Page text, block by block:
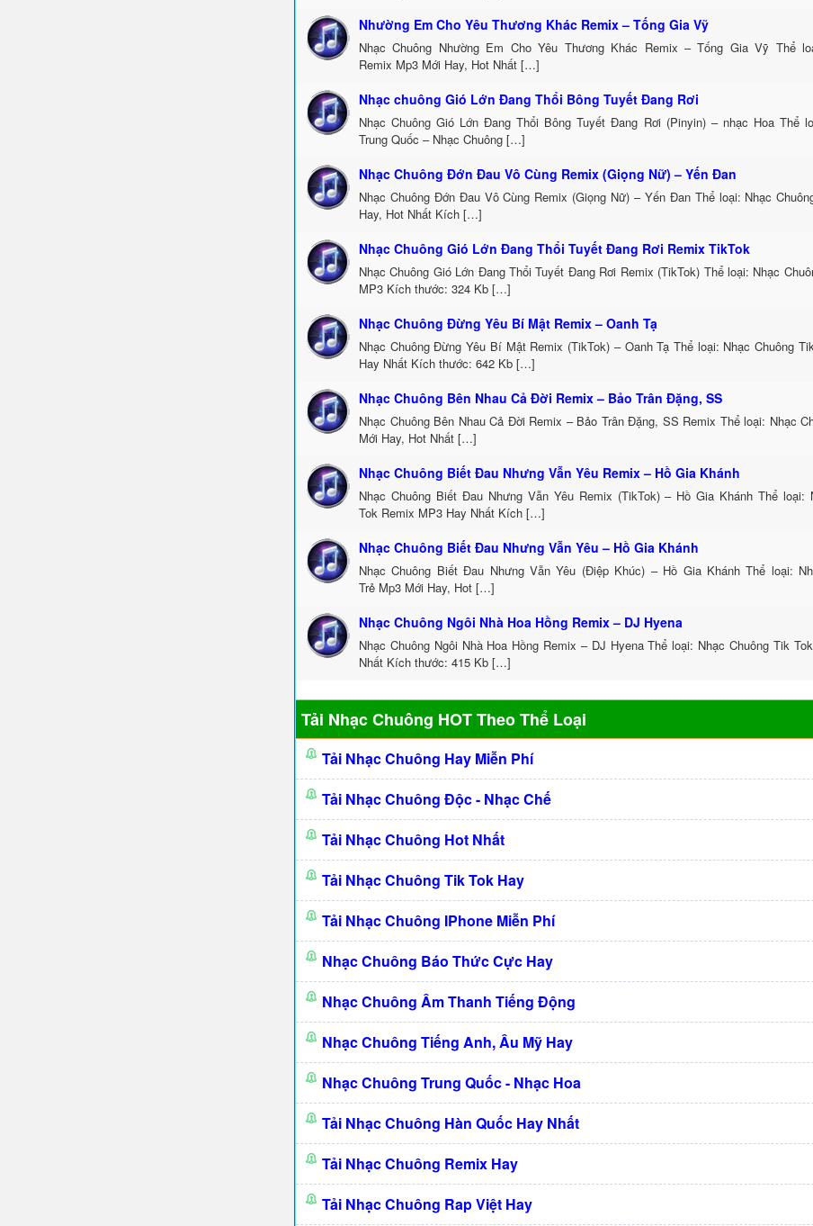
Nhường Em Cho Yêu Thương Khác Remix – Tống Gia Vỹ
Nhạc Chuông Nhường Em Cho Yêu Thương Khác Remix – Tống Gia Vỹ Thể
Remix Mp3 Mới Hay, Hot Nhất […]
Nhạc chuông Gió Lớn Đang Thổi Bông Tuyết Đang Rơi
Nhạc Chuông Gió Lớn Đang Thổi Bông Tuyết Đang Rơi (Pinyin) – nhạc Hoa Thể
Trung Quốc – Nhạc Chuông […]
Nhạc Chuông Đớn Đau Vô Cùng Remix (Giọng Nữ) – Yến Đan
Nhạc Chuông Đớn Đau Vô Cùng Remix (Giọng Nữ) – Yến Đan Thể loại: Nhạc
Hay, Hot Nhất Kích […]
Nhạc Chuông Gió Lớn Đang Thổi Tuyết Đang Rơi Remix TikTok
Nhạc Chuông Gió Lớn Đang Thổi Tuyết Đang Rơi Remix (TikTok) Thể loại: Nhạc
MP3 Kích thước: 324 Kb […]
Nhạc Chuông Đừng Yêu Bí Mật Remix – Oanh Tạ
Nhạc Chuông Đừng Yêu Bí Mật Remix (TikTok) – Oanh Tạ Thể loại: Nhạc Chuông
Hay Nhất Kích thước: 642 Kb […]
Nhạc Chuông Bên Nhau Cả Đời Remix – Bảo Trân Đặng, SS
Nhạc Chuông Bên Nhau Cả Đời Remix – Bảo Trân Đặng, SS Remix Thể loại: Nhạc
Mới Hay, Hot Nhất […]
Nhạc Chuông Biết Đau Nhưng Vẫn Yêu Remix – Hồ Gia Khánh
Nhạc Chuông Biết Đau Nhưng Vẫn Yêu Remix (TikTok) – Hồ Gia Khánh Thể loại:
Tok Remix MP3 Hay Nhất Kích […]
Nhạc Chuông Biết Đau Nhưng Vẫn Yêu – Hồ Gia Khánh
Nhạc Chuông Biết Đau Nhưng Vẫn Yêu (Điệp Khúc) – Hồ Gia Khánh Thể loại:
Trẻ Mp3 Mới Hay, Hot […]
Nhạc Chuông Ngôi Nhà Hoa Hồng Remix – DJ Hyena
Nhạc Chuông Ngôi Nhà Hoa Hồng Remix – DJ Hyena Thể loại: Nhạc Chuông Tik
Nhất Kích thước: 415 Kb […]
Tải Nhạc Chuông HOT Theo Thể Loại
Tải Nhạc Chuông Hay Miễn Phí
Tải Nhạc Chuông Độc - Nhạc Chế
Tải Nhạc Chuông Hot Nhất
Tải Nhạc Chuông Tik Tok Hay
Tải Nhạc Chuông IPhone Miễn Phí
Nhạc Chuông Báo Thức Cực Hay
Nhạc Chuông Âm Thanh Tiếng Động
Nhạc Chuông Tiếng Anh, Âu Mỹ Hay
Nhạc Chuông Trung Quốc - Nhạc Hoa
Tải Nhạc Chuông Hàn Quốc Hay Nhất
Tải Nhạc Chuông Remix Hay
Tải Nhạc Chuông Rap Việt Hay